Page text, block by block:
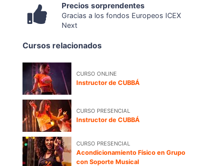
Precios sorprendentes
Gracias a los fondos Europeos ICEX
Next
Cursos relacionados
CURSO ONLINE
Instructor de CUBBÁ
CURSO PRESENCIAL
Instructor de CUBBÁ
CURSO PRESENCIAL
Acondicionamiento Físico en Grupo
con Soporte Musical